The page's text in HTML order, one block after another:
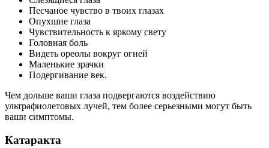
Песчаное чувство в твоих глазах
Опухшие глаза
Чувствительность к яркому свету
Головная боль
Видеть ореолы вокруг огней
Маленькие зрачки
Подергивание век.
Чем дольше ваши глаза подвергаются воздействию
ультрафиолетовых лучей, тем более серьезными могут быть
ваши симптомы.
Катаракта